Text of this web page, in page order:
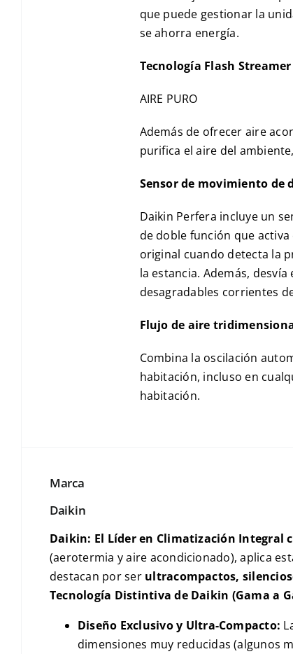
que puede gestionar la
se ahorra energía.
Tecnología Flash Streamer
AIRE PURO
Además de ofrecer aire
purifica el aire del
Sensor de movimiento de
Daikin Perfera incluye un
de doble función que
original cuando detecta la
la estancia. Además,
desagradables corrientes
Flujo de aire
Combina la oscilación
habitación, incluso en
habitación.
Marca
Daikin
Daikin: El Líder en Climatización Integral
(aerotermia y aire acondicionado), aplica
destacan por ser ultracompactos,
Tecnología Distintiva de Daikin (Gama a
Diseño Exclusivo y Ultra-Compacto:
dimensiones muy reducidas (algunos